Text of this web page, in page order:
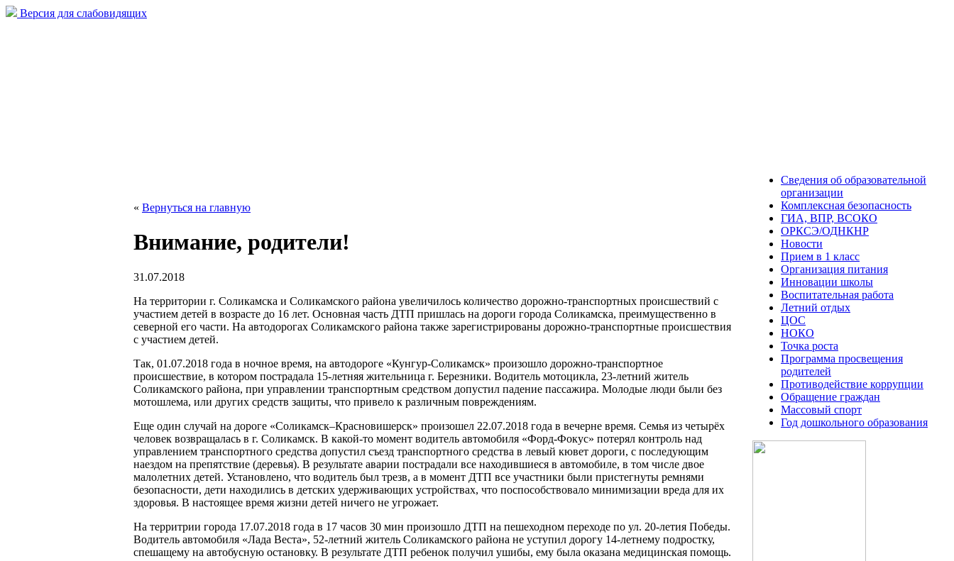
Версия для слабовидящих
« Вернуться на главную
Внимание, родители!
31.07.2018
На территории г. Соликамска и Соликамского района увеличилось количество дорожно-транспортных происшествий с
участием детей в возрасте до 16 лет. Основная часть ДТП пришлась на дороги города Соликамска, преимущественно в
северной его части. На автодорогах Соликамского района также зарегистрированы дорожно-транспортные происшествия
с участием детей.
Так, 01.07.2018 года в ночное время, на автодороге «Кунгур-Соликамск» произошло дорожно-транспортное
происшествие, в котором пострадала 15-летняя жительница г. Березники. Водитель мотоцикла, 23-летний житель
Соликамского района, при управлении транспортным средством допустил падение пассажира. Молодые люди были без
мотошлема, или других средств защиты, что привело к различным повреждениям.
Еще один случай на дороге «Соликамск–Красновишерск» произошел 22.07.2018 года в вечерне время. Семья из четырёх
человек возвращалась в г. Соликамск. В какой-то момент водитель автомобиля «Форд-Фокус» потерял контроль над
управлением транспортного средства допустил съезд транспортного средства в левый кювет дороги, с последующим
наездом на препятствие (деревья). В результате аварии пострадали все находившиеся в автомобиле, в том числе двое
малолетних детей. Установлено, что водитель был трезв, а в момент ДТП все участники были пристегнуты ремнями
безопасности, дети находились в детских удерживающих устройствах, что поспособствовало минимизации вреда для их
здоровья. В настоящее время жизни детей ничего не угрожает.
На территрии города 17.07.2018 года в 17 часов 30 мин произошло ДТП на пешеходном переходе по ул. 20-летия Победы.
Водитель автомобиля «Лада Веста», 52-летний житель Соликамского района не уступил дорогу 14-летнему подростку,
спешащему на автобусную остановку. В результате ДТП ребенок получил ушибы, ему была оказана медицинская помощь.
Сведения об образовательной
организации
Комплексная безопасность
ГИА, ВПР, ВСОКО
ОРКСЭ/ОДНКНР
Новости
Прием в 1 класс
Организация питания
Инновации школы
Воспитательная работа
Летний отдых
ЦОС
НОКО
Точка роста
Программа просвещения
родителей
Противодействие коррупции
Обращение граждан
Массовый спорт
Год дошкольного образования